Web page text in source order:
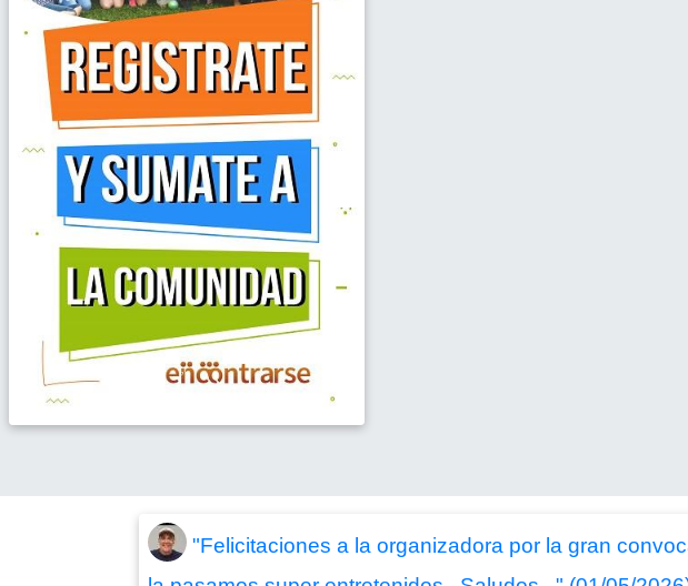
"Felicitaciones a la organizadora por la gran